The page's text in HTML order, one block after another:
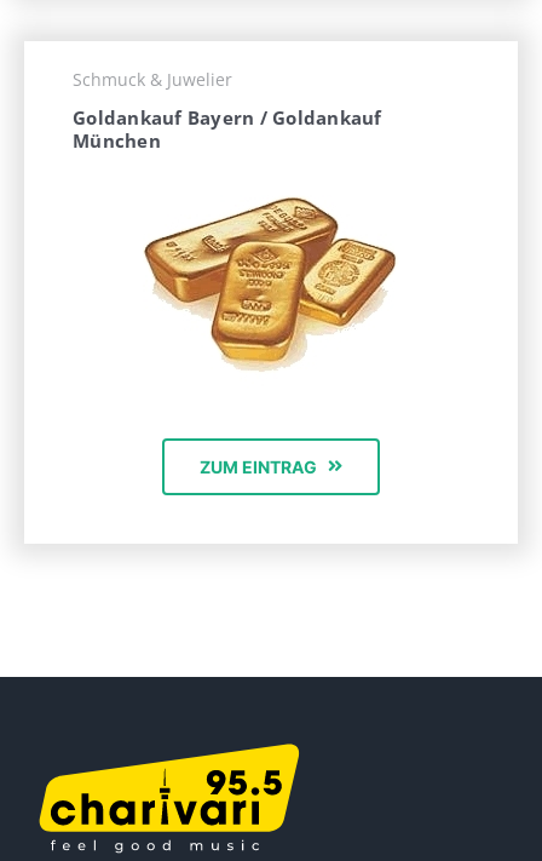
Schmuck & Juwelier
Goldankauf Bayern / Goldankauf
München
ZUM EINTRAG